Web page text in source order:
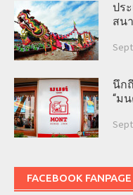
ปร
สน
นึก
“ม
FACEBOOK FANPAGE